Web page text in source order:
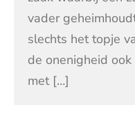
vader
slechts het topje
de onenigheid
met […]